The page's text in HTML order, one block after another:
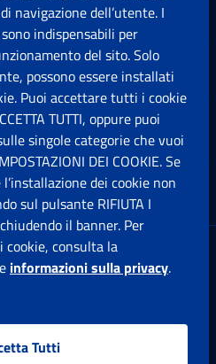
Ciro il Grande, 21
navigazione dell’utente. I
indispensabili per
del sito. Solo
possono essere installati
Puoi accettare tutti i cookie
TUTTI, oppure puoi
singole categorie che vuoi
DEI COOKIE. Se
dei cookie non
sul pulsante RIFIUTA I
il banner. Per
cookie, consulta la
informazioni sulla privacy.
Tutti